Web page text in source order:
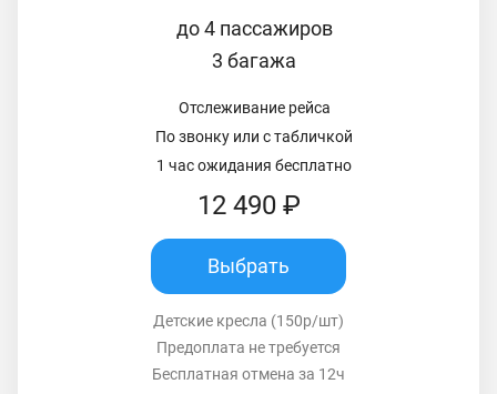
до 4 пассажиров
3 багажа
Отслеживание рейса
По звонку или с табличкой
1 час ожидания бесплатно
12 490 ₽
Выбрать
Детские кресла (150р/шт)
Предоплата не требуется
Бесплатная отмена за 12ч